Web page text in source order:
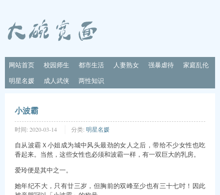
网站首页 校园师生 都市生活 人妻熟女 强暴虐待
家庭乱伦
明星名媛
成人武侠 两性知识
小波霸
时间: 2020-03-14 分类: 明星名媛
自从波霸Ｘ小姐成为城中风头最劲的女人之后，带给不少女性也吃
香起来。当然，这些女性也必须和波霸一样，有一双巨大的乳房。
爱玲便是其中之一。
她年纪不大，只有廿三岁，但胸前的双峰至少也有三十七吋！因此